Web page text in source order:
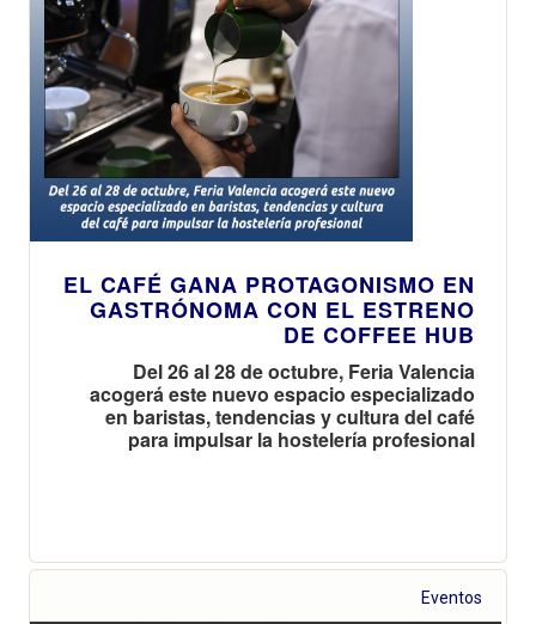
EL CAFÉ GANA PROTAGONISMO EN
GASTRÓNOMA CON EL ESTRENO
DE COFFEE HUB
Del 26 al 28 de octubre, Feria Valencia
acogerá este nuevo espacio especializado
en baristas, tendencias y cultura del café
para impulsar la hostelería profesional
Eventos